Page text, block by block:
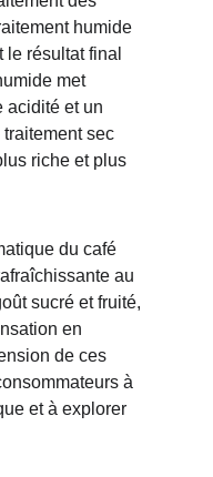
humide
résultat final
met
acidité et un
sec
riche et plus
du café
au
sucré et fruité,
en
de ces
à
et à explorer